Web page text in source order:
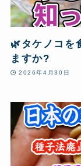
🌿タケノコを
ますか?
2026年4月30日